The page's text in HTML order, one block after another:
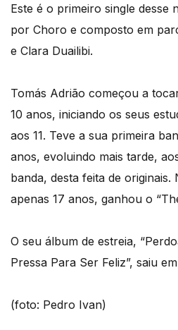
Este é o primeiro single desse
por Choro e composto em
e Clara Duailibi.
Tomás Adrião começou a
10 anos, iniciando os seus
aos 11. Teve a sua primeira
anos, evoluindo mais tarde,
banda, desta feita de
apenas 17 anos, ganhou o
O seu álbum de estreia,
Pressa Para Ser Feliz”, saiu
(foto: Pedro Ivan)